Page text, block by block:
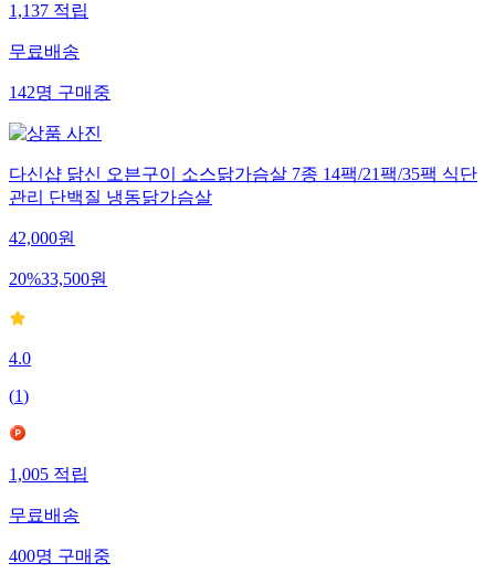
1,137 적립
무료배송
142명 구매중
다신샵 닭신 오븐구이 소스닭가슴살 7종 14팩/21팩/35팩 식단
관리 단백질 냉동닭가슴살
42,000원
20%33,500원
4.0
(1)
1,005 적립
무료배송
400명 구매중